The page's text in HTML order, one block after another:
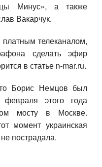
Минус», а также
Вакарчук.
платным телеканалом,
сделать эфир
в статье n-mar.ru.
Борис Немцов был
этого года
мосту в Москве.
момент украинская
пострадала.